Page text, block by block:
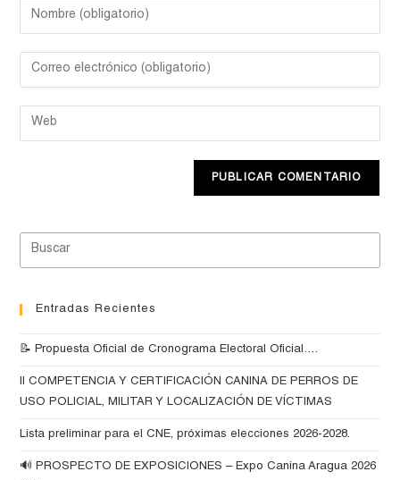
Entradas Recientes
📝 Propuesta Oficial de Cronograma Electoral Oficial….
II COMPETENCIA Y CERTIFICACIÓN CANINA DE PERROS DE
USO POLICIAL, MILITAR Y LOCALIZACIÓN DE VÍCTIMAS
Lista preliminar para el CNE, próximas elecciones 2026-2028.
🔊 PROSPECTO DE EXPOSICIONES – Expo Canina Aragua 2026